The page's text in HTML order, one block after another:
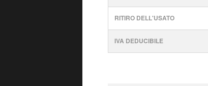
RITIRO DELL'USATO
IVA DEDUCIBILE